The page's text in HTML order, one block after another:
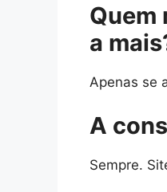
Quem
a
Apenas se
A
Sempre.